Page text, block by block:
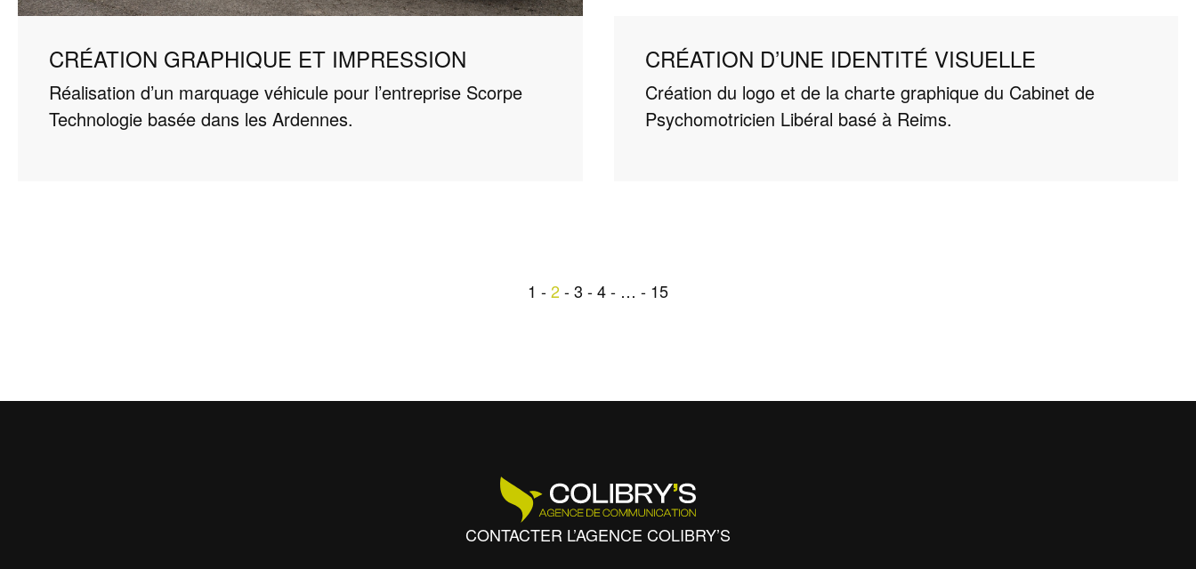
CRÉATION GRAPHIQUE ET IMPRESSION
Réalisation d’un marquage véhicule pour l’entreprise Scorpe
Technologie basée dans les Ardennes.
CRÉATION D’UNE IDENTITÉ VISUELLE
Création du logo et de la charte graphique du Cabinet de
Psychomotricien Libéral basé à Reims.
1 2 3 4 … 15
CONTACTER L’AGENCE COLIBRY’S